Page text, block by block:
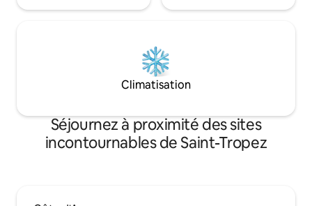
Climatisation
Séjournez à proximité des sites
incontournables de Saint-Tropez